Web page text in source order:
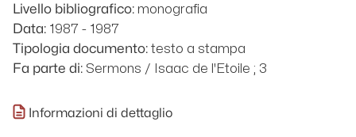
Livello bibliografico: monografia
Data: 1987 - 1987
Tipologia documento: testo a stampa
Fa parte di: Sermons / Isaac de l'Etoile ; 3
Informazioni di dettaglio